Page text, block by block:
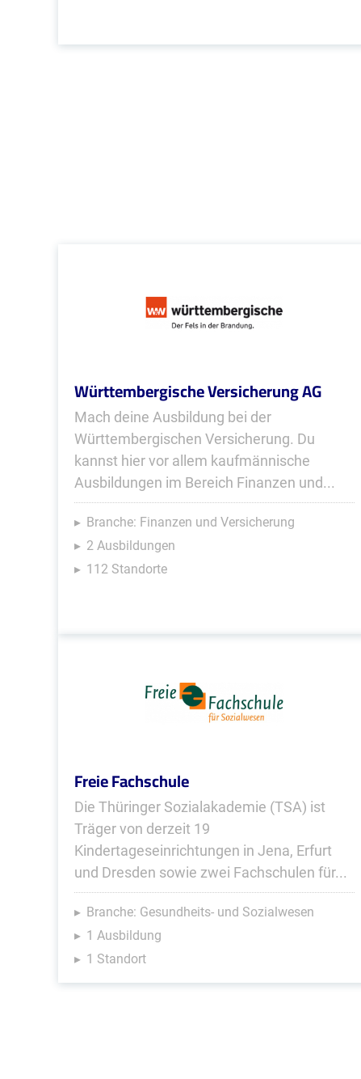
Württembergische Versicherung AG
Mach deine Ausbildung bei der
Württembergischen Versicherung. Du
kannst hier vor allem kaufmännische
Ausbildungen im Bereich Finanzen und...
Branche: Finanzen und Versicherung
2 Ausbildungen
112 Standorte
Freie Fachschule
Die Thüringer Sozialakademie (TSA) ist
Träger von derzeit 19
Kindertageseinrichtungen in Jena, Erfurt
und Dresden sowie zwei Fachschulen für...
Branche: Gesundheits- und Sozialwesen
1 Ausbildung
1 Standort